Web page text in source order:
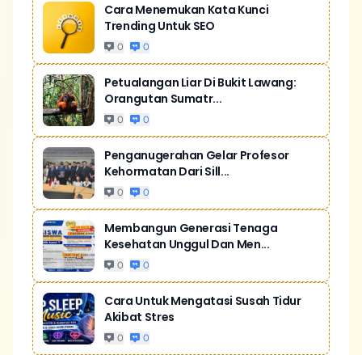
Cara Menemukan Kata Kunci
Trending Untuk SEO
0 0
Petualangan Liar Di Bukit Lawang:
Orangutan Sumatr...
0 0
Penganugerahan Gelar Profesor
Kehormatan Dari Sill...
0 0
Membangun Generasi Tenaga
Kesehatan Unggul Dan Men...
0 0
Cara Untuk Mengatasi Susah Tidur
Akibat Stres
0 0